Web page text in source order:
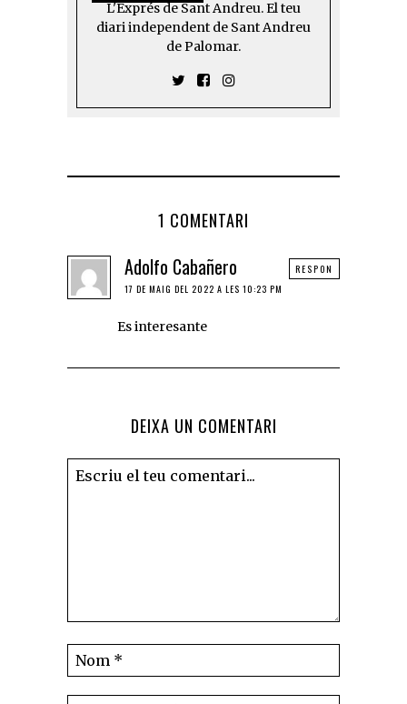
L'Exprés de Sant Andreu. El teu
diari independent de Sant Andreu
de Palomar.
1 COMENTARI
Adolfo Cabañero
17 DE MAIG DEL 2022 A LES 10:23 PM
Es interesante
RESPON
DEIXA UN COMENTARI